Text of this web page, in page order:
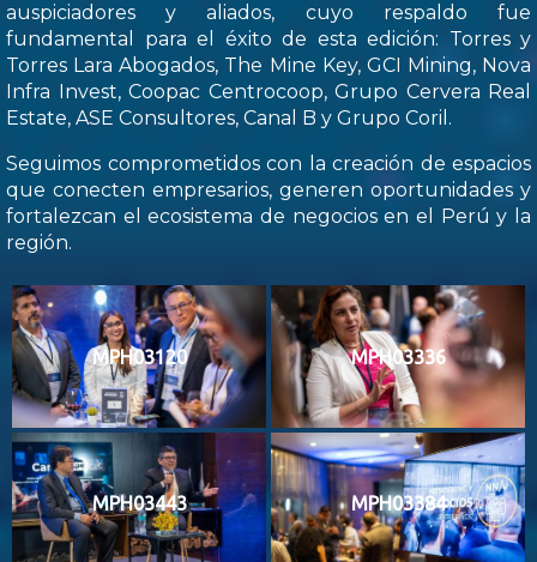
auspiciadores y aliados, cuyo respaldo fue
fundamental para el éxito de esta edición: Torres y
Torres Lara Abogados, The Mine Key, GCI Mining, Nova
Infra Invest, Coopac Centrocoop, Grupo Cervera Real
Estate, ASE Consultores, Canal B y Grupo Coril.
Seguimos comprometidos con la creación de espacios
que conecten empresarios, generen oportunidades y
fortalezcan el ecosistema de negocios en el Perú y la
región.
MPH03120 MPH03336
MPH03443 MPH03384